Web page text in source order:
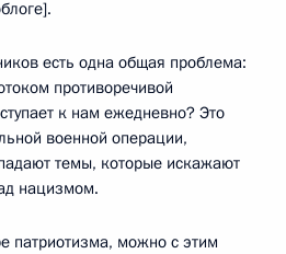
есть одна общая проблема:
противоречивой
к нам ежедневно? Это
военной операции,
темы, которые искажают
нацизмом.
патриотизма, можно с этим